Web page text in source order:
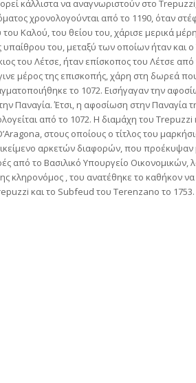
κάλλιστα να αναγνωριστούν στο
χρονολογούνται από το 1190, όταν
Καλού, του θείου του, χάρισε μερικά
του, μεταξύ των οποίων ήταν και
του Λέτσε, ήταν επίσκοπος του Λέτσε
μέρος της επισκοπής, χάρη στη δωρεά
το 1072. Εισήγαγαν την
Παναγία. Έτσι, η αφοσίωση στην Παναγία
από το 1072. Η διαμάχη του Trepuzzi
στους οποίους ο τίτλος του
αρκετών διαφορών, που προέκυψαν
από το Βασιλικό Υπουργείο Οικονομικών,
κληρονόμος , του ανατέθηκε το καθήκον να
και το Subfeud του Terenzano το 1753.